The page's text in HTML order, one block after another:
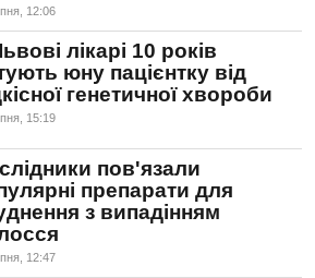
12:06
лікарі 10 років
юну пацієнтку від
генетичної хвороби
15:19
пов'язали
препарати для
з випадінням
12:47